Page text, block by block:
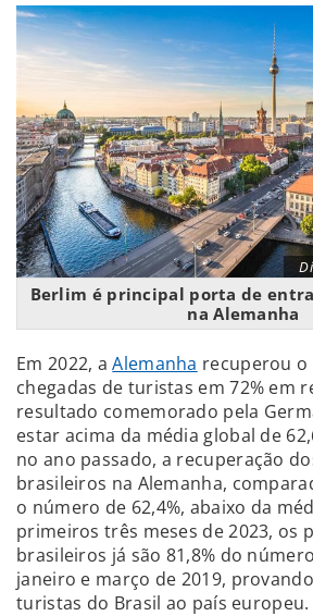
Berlim é principal porta de
na Alemanha
Em 2022, aAlemanha recuperou
chegadas de turistas em 72% em
resultado comemorado pela
estar acima da média global de
no ano passado, a recuperação
brasileiros na Alemanha,
o número de 62,4%, abaixo da
primeiros três meses de 2023, os
brasileiros já são 81,8% do
janeiro e março de 2019,
turistas do Brasil ao país europeu.